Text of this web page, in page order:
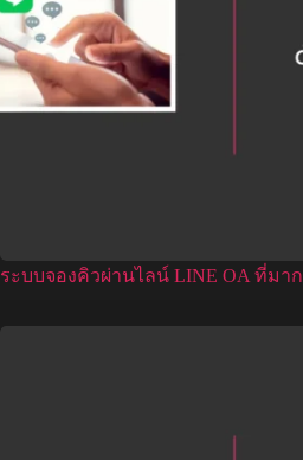
ระบบจองคิวผ่านไลน์ LINE OA ที่มา